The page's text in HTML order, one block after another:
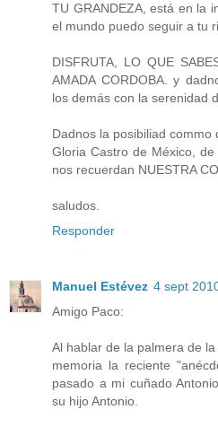
TU GRANDEZA, está en la
el mundo puedo seguir a tu
DISFRUTA, LO QUE
AMADA CORDOBA. y
los demás con la serenidad
Dadnos la posibiliad commo
Gloria Castro de México,
nos recuerdan NUESTRA
saludos.
Responder
Manuel Estévez 4 sept
Amigo Paco:
Al hablar de la palmera de
memoria la reciente
pasado a mi cuñado
su hijo Antonio.